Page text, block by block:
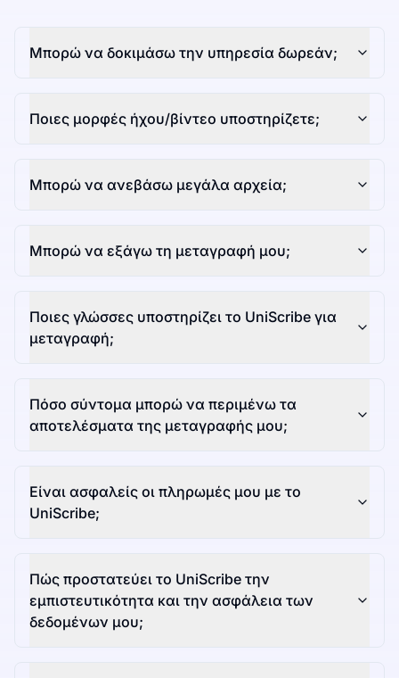
Μπορώ να δοκιμάσω την υπηρεσία δωρεάν;
Ποιες μορφές ήχου/βίντεο υποστηρίζετε;
Μπορώ να ανεβάσω μεγάλα αρχεία;
Μπορώ να εξάγω τη μεταγραφή μου;
Ποιες γλώσσες υποστηρίζει το UniScribe για
μεταγραφή;
Πόσο σύντομα μπορώ να περιμένω τα
αποτελέσματα της μεταγραφής μου;
Είναι ασφαλείς οι πληρωμές μου με το
UniScribe;
Πώς προστατεύει το UniScribe την
εμπιστευτικότητα και την ασφάλεια των
δεδομένων μου;